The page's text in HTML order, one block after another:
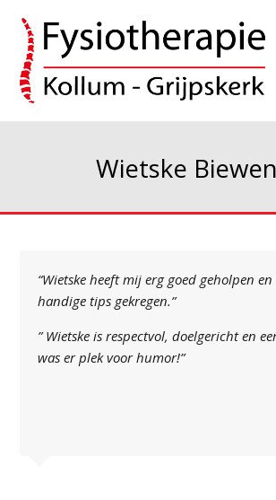
Wietske
“Wietske heeft mij erg goed geholpen
handige tips gekregen.”
” Wietske is respectvol, doelgericht en
was er plek voor humor!”